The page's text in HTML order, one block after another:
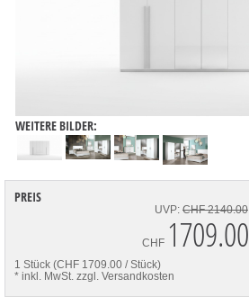
WEITERE BILDER:
PREIS
UVP: CHF 2140.00
CHF 1709.00
1 Stück (CHF 1709.00 / Stück)
* inkl. MwSt. zzgl. Versandkosten